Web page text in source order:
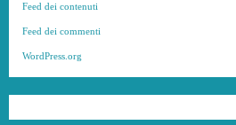
Feed dei contenuti
Feed dei commenti
WordPress.org